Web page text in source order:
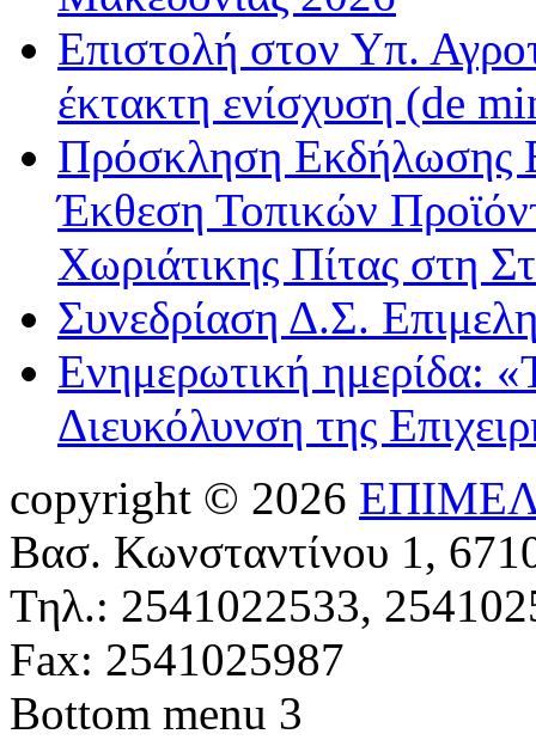
Επιστολή στον Υπ.
έκτακτη ενίσχυση (de
Πρόσκληση Εκδήλωσης
Έκθεση Τοπικών
Χωριάτικης Πίτας στη
Συνεδρίαση Δ.Σ.
Ενημερωτική ημερίδα:
Διευκόλυνση της
copyright © 2026
Βασ. Κωνσταντίνου 1,
Τηλ.: 2541022533,
Fax: 2541025987
Bottom menu 3